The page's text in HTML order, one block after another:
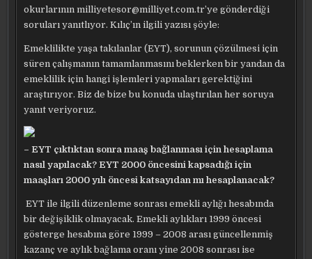
okurlarınınmilliyetesor@milliyet.com.tr’ye gönderdiği
soruları yanıtlıyor. Kılıç’ın ilgili yazısı şöyle:
Emeklilikte yaşa takılanlar (EYT), sorunun çözülmesi için
süren çalışmanın tamamlanmasını beklerken bir yandan da
emeklilik için hangi işlemleri yapmaları gerektiğini
araştırıyor. Biz de bize bu konuda ulaştırılan her soruya
yanıt veriyoruz.
– EYT çıktıktan sonra maaş bağlanması için hesaplama
nasıl yapılacak? EYT 2000 öncesini kapsadığı için
maaşları 2000 yılı öncesi katsayıdan mı hesaplanacak?
EYT ile ilgili düzenleme sonrası emekli aylığı hesabında
bir değişiklik olmayacak. Emekli aylıkları 1999 öncesi
gösterge hesabına göre 1999 – 2008 arası güncellenmiş
kazanç ve aylık bağlama oranı yine 2008 sonrası ise